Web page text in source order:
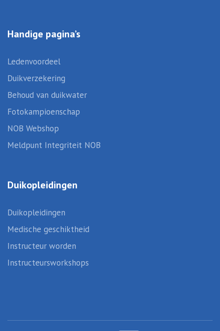
Handige pagina’s
Ledenvoordeel
Duikverzekering
Behoud van duikwater
Fotokampioenschap
NOB Webshop
Meldpunt Integriteit NOB
Duikopleidingen
Duikopleidingen
Medische geschiktheid
Instructeur worden
Instructeursworkshops